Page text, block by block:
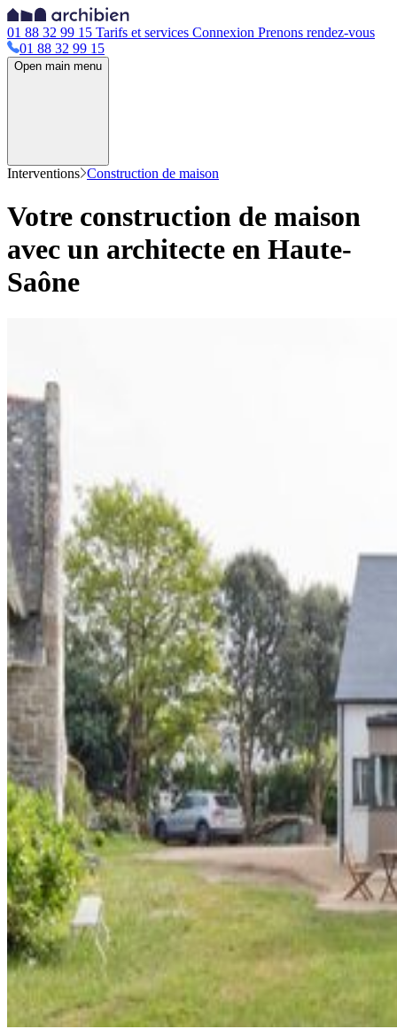
01 88 32 99 15 Tarifs et services Connexion Prenons rendez-vous
01 88 32 99 15
Open main menu
Interventions Construction de maison
Votre construction de maison
avec un architecte en Haute-
Saône